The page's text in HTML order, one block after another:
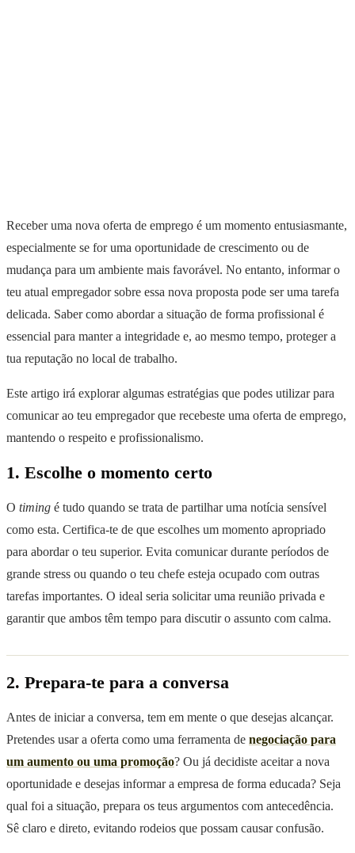
Receber uma nova oferta de emprego é um momento entusiasmante,
especialmente se for uma oportunidade de crescimento ou de
mudança para um ambiente mais favorável. No entanto, informar o
teu atual empregador sobre essa nova proposta pode ser uma tarefa
delicada. Saber como abordar a situação de forma profissional é
essencial para manter a integridade e, ao mesmo tempo, proteger a
tua reputação no local de trabalho.
Este artigo irá explorar algumas estratégias que podes utilizar para
comunicar ao teu empregador que recebeste uma oferta de emprego,
mantendo o respeito e profissionalismo.
1. Escolhe o momento certo
O timing é tudo quando se trata de partilhar uma notícia sensível
como esta. Certifica-te de que escolhes um momento apropriado
para abordar o teu superior. Evita comunicar durante períodos de
grande stress ou quando o teu chefe esteja ocupado com outras
tarefas importantes. O ideal seria solicitar uma reunião privada e
garantir que ambos têm tempo para discutir o assunto com calma.
2. Prepara-te para a conversa
Antes de iniciar a conversa, tem em mente o que desejas alcançar.
Pretendes usar a oferta como uma ferramenta de negociação para
um aumento ou uma promoção? Ou já decidiste aceitar a nova
oportunidade e desejas informar a empresa de forma educada? Seja
qual foi a situação, prepara os teus argumentos com antecedência.
Sê claro e direto, evitando rodeios que possam causar confusão.